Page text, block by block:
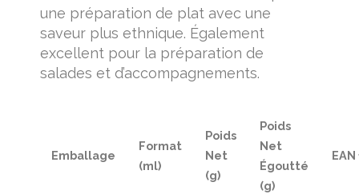
une préparation de plat avec une
saveur plus ethnique. Également
excellent pour la préparation de
salades et d’accompagnements.
Emballage
Format
(ml)
Poids
Net
(g)
Poids
Net
Égoutté
(g)
EAN